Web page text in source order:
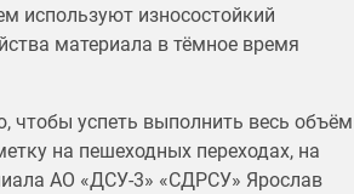
используют износостойкий
материала в тёмное время
чтобы успеть выполнить весь объём
на пешеходных переходах, на
АО «ДСУ-3» «СДРСУ» Ярослав